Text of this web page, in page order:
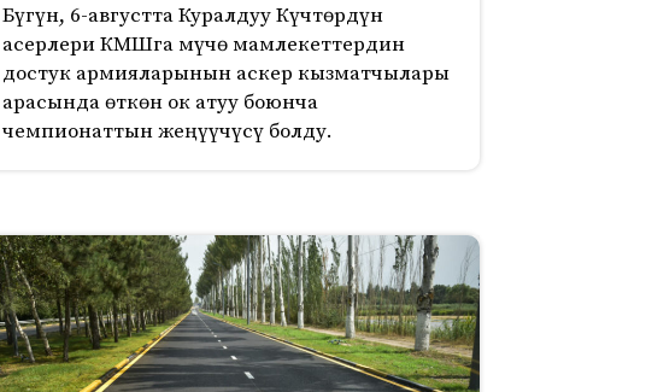
Бүгүн, 6-августта Куралдуу Күчтөрдүн
асерлери КМШга мүчө мамлекеттердин
достук армияларынын аскер кызматчылары
арасында өткөн ок атуу боюнча
чемпионаттын жеңүүчүсү болду.